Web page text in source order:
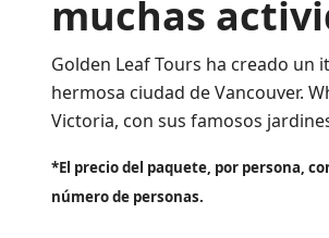
muchas
Golden Leaf Tours ha creado
hermosa ciudad de Vancouver.
Victoria, con sus famosos
*El precio del paquete, por persona,
número de personas.